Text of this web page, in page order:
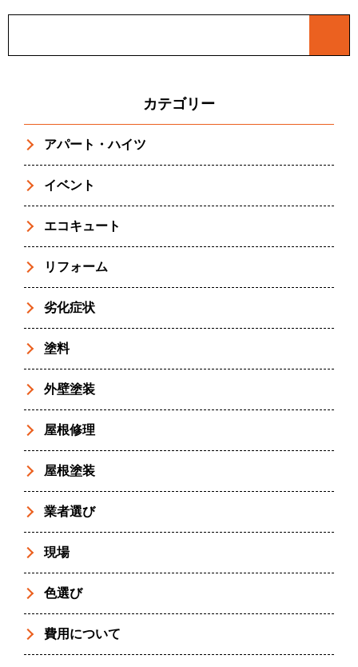
カテゴリー
アパート・ハイツ
イベント
エコキュート
リフォーム
劣化症状
塗料
外壁塗装
屋根修理
屋根塗装
業者選び
現場
色選び
費用について